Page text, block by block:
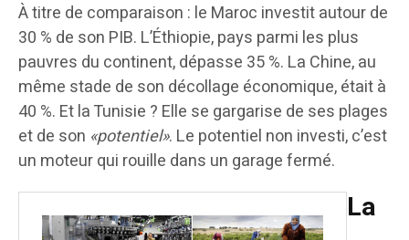
À titre de comparaison : le Maroc investit autour de
30 % de son PIB. L’Éthiopie, pays parmi les plus
pauvres du continent, dépasse 35 %. La Chine, au
même stade de son décollage économique, était à
40 %. Et la Tunisie ? Elle se gargarise de ses plages
et de son «potentiel». Le potentiel non investi, c’est
un moteur qui rouille dans un garage fermé.
La